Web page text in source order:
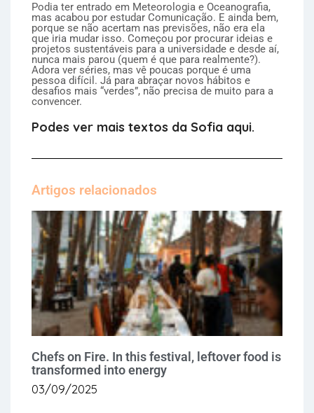
Podia ter entrado em Meteorologia e Oceanografia,
mas acabou por estudar Comunicação. E ainda bem,
porque se não acertam nas previsões, não era ela
que iria mudar isso. Começou por procurar ideias e
projetos sustentáveis para a universidade e desde aí,
nunca mais parou (quem é que para realmente?).
Adora ver séries, mas vê poucas porque é uma
pessoa difícil. Já para abraçar novos hábitos e
desafios mais “verdes”, não precisa de muito para a
convencer.
Podes ver mais textos da Sofia aqui.
Artigos relacionados
Chefs on Fire. In this festival, leftover food is
transformed into energy
03/09/2025